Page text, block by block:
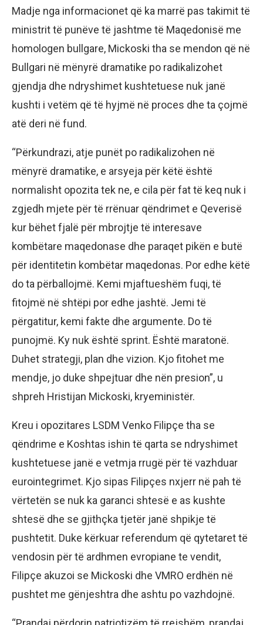
Madje nga informacionet që ka marrë pas takimit të
ministrit të punëve të jashtme të Maqedonisë me
homologen bullgare, Mickoski tha se mendon që në
Bullgari në mënyrë dramatike po radikalizohet
gjendja dhe ndryshimet kushtetuese nuk janë
kushti i vetëm që të hyjmë në proces dhe ta çojmë
atë deri në fund.
“Përkundrazi, atje punët po radikalizohen në
mënyrë dramatike, e arsyeja për këtë është
normalisht opozita tek ne, e cila për fat të keq nuk i
zgjedh mjete për të rrënuar qëndrimet e Qeverisë
kur bëhet fjalë për mbrojtje të interesave
kombëtare maqedonase dhe paraqet pikën e butë
për identitetin kombëtar maqedonas. Por edhe këtë
do ta përballojmë. Kemi mjaftueshëm fuqi, të
fitojmë në shtëpi por edhe jashtë. Jemi të
përgatitur, kemi fakte dhe argumente. Do të
punojmë. Ky nuk është sprint. Është maratonë.
Duhet strategji, plan dhe vizion. Kjo fitohet me
mendje, jo duke shpejtuar dhe nën presion”, u
shpreh Hristijan Mickoski, kryeministër.
Kreu i opozitares LSDM Venko Filipçe tha se
qëndrime e Koshtas ishin të qarta se ndryshimet
kushtetuese janë e vetmja rrugë për të vazhduar
eurointegrimet. Kjo sipas Filipçes nxjerr në pah të
vërtetën se nuk ka garanci shtesë e as kushte
shtesë dhe se gjithçka tjetër janë shpikje të
pushtetit. Duke kërkuar referendum që qytetaret të
vendosin për të ardhmen evropiane te vendit,
Filipçe akuzoi se Mickoski dhe VMRO erdhën në
pushtet me gënjeshtra dhe ashtu po vazhdojnë.